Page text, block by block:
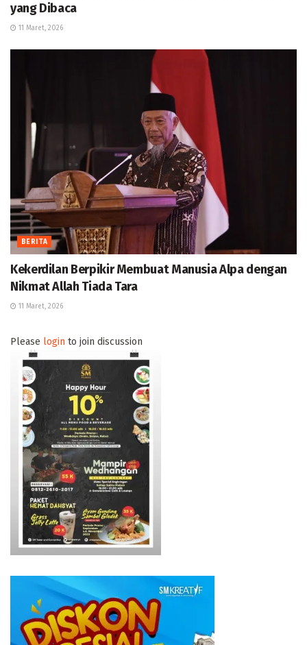
yang Dibaca
11 Maret, 2026
BERITA
Kekerdilan Berpikir Membuat Manusia Alpa dengan
Nikmat Allah Tiada Tara
11 Maret, 2026
Please login to join discussion